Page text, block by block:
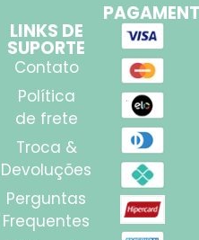
LINKS DE
SUPORTE
Contato
Política
de frete
Troca &
Devoluções
Perguntas
Frequentes